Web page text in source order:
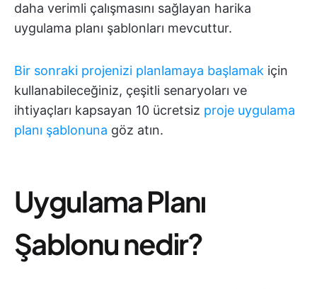
daha verimli çalışmasını sağlayan harika
uygulama planı şablonları mevcuttur.
Bir sonraki projenizi planlamaya başlamak için
kullanabileceğiniz, çeşitli senaryoları ve
ihtiyaçları kapsayan 10 ücretsiz proje uygulama
planı şablonuna göz atın.
Uygulama Planı
Şablonu nedir?